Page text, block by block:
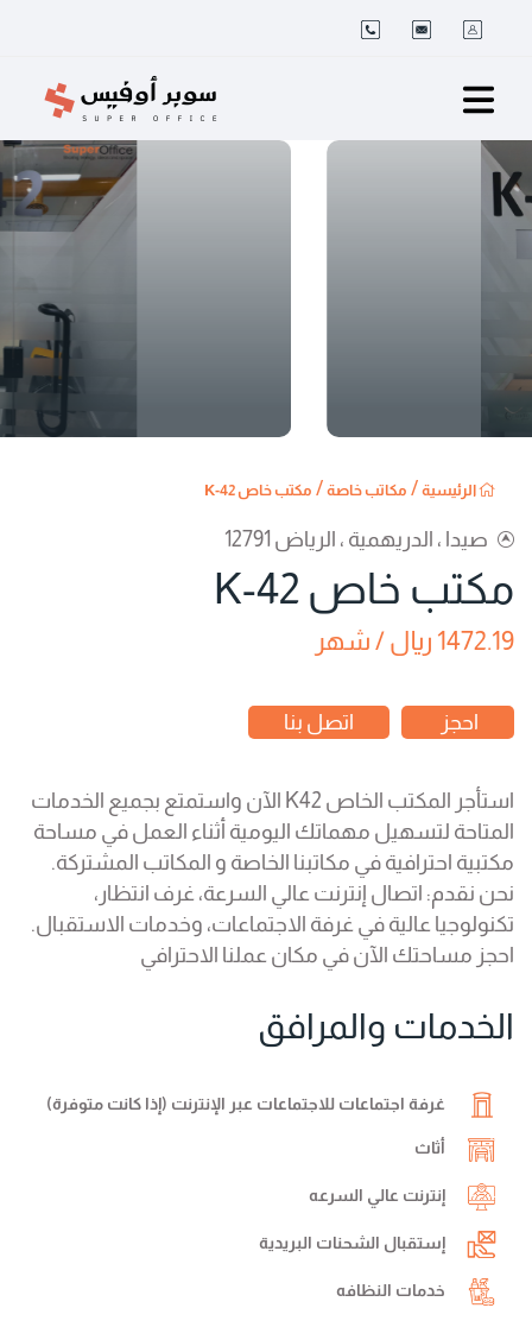
الرئيسية / مكاتب خاصة / مكتب خاص K-42
صيدا ، الدريهمية ، الرياض 12791
مكتب خاص K-42
1472.19 ريال / شهر
احجز اتصل بنا
استأجر المكتب الخاص K42 الآن واستمتع بجميع الخدمات
المتاحة لتسهيل مهماتك اليومية أثناء العمل في مساحة
مكتبية احترافية في مكاتبنا الخاصة و المكاتب المشتركة.
نحن نقدم: اتصال إنترنت عالي السرعة، غرف انتظار،
تكنولوجيا عالية في غرفة الاجتماعات، وخدمات الاستقبال.
احجز مساحتك الآن في مكان عملنا الاحترافي
الخدمات والمرافق
غرفة اجتماعات للاجتماعات عبر الإنترنت (إذا كانت متوفرة)
أثاث
إنترنت عالي السرعه
إستقبال الشحنات البريدية
خدمات النظافه